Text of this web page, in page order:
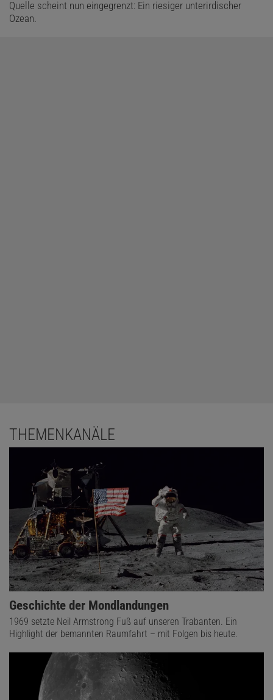
Quelle scheint nun eingegrenzt: Ein riesiger unterirdischer
Ozean.
THEMENKANÄLE
Geschichte der Mondlandungen
1969 setzte Neil Armstrong Fuß auf unseren Trabanten. Ein
Highlight der bemannten Raumfahrt – mit Folgen bis heute.